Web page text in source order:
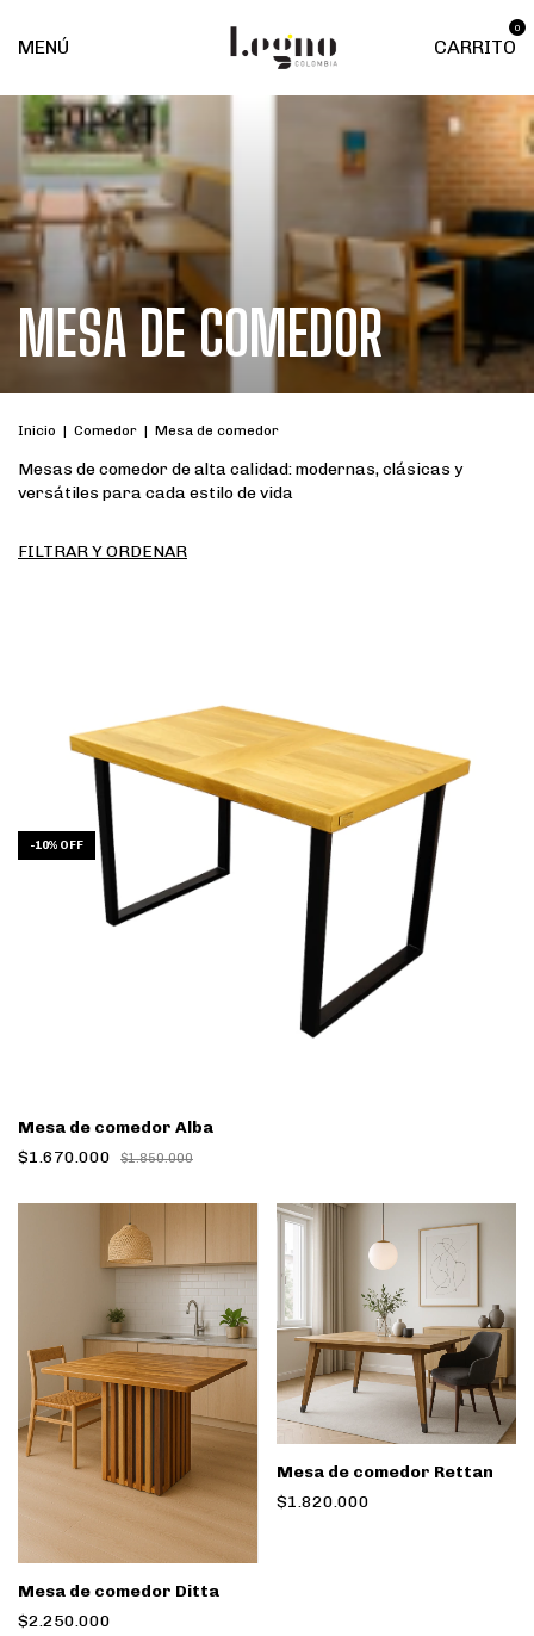
MENÚ CARRITO
0
MESA DE COMEDOR
Inicio | Comedor | Mesa de comedor
Mesas de comedor de alta calidad: modernas, clásicas y
versátiles para cada estilo de vida
FILTRAR Y ORDENAR
-10% OFF
Mesa de comedor Alba
$1.670.000
$1.850.000
Mesa de comedor Ditta
$2.250.000
Mesa de comedor Rettan
$1.820.000